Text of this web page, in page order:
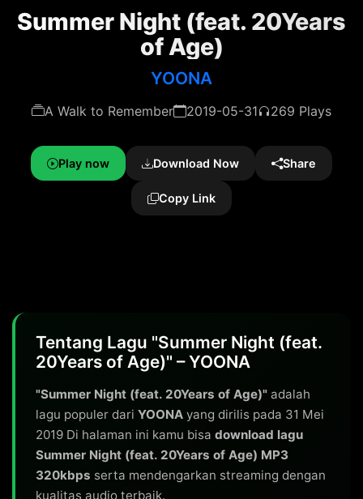
Summer Night (feat. 20Years
of Age)
YOONA
A Walk to Remember 2019-05-31 269 Plays
Play now Download Now Share
Copy Link
Tentang Lagu "Summer Night (feat.
20Years of Age)" – YOONA
"Summer Night (feat. 20Years of Age)" adalah
lagu populer dari YOONA yang dirilis pada 31 Mei
2019 Di halaman ini kamu bisa download lagu
Summer Night (feat. 20Years of Age) MP3
320kbps serta mendengarkan streaming dengan
kualitas audio terbaik.